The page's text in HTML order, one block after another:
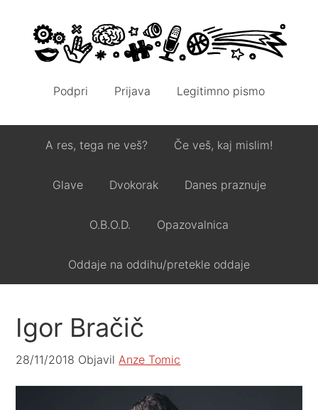
Podpri Prijava Legitimno pismo
A res, tega ne veš? Če veš, kaj mislim!
Glave Dvokorak Danes praznuje
O.B.O.D. Opazovalnica
Oddaje na oddihu/pretekle oddaje
Igor Bračič
28/11/2018 ObjavilAnze Tomic